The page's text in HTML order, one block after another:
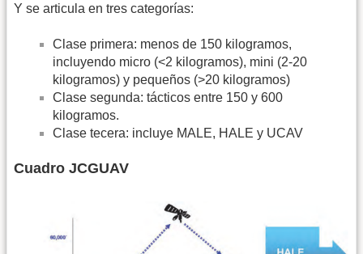
Y se articula en tres categorías:
Clase primera: menos de 150 kilogramos,
incluyendo micro (<2 kilogramos), mini (2-20
kilogramos) y pequeños (>20 kilogramos)
Clase segunda: tácticos entre 150 y 600
kilogramos.
Clase tecera: incluye MALE, HALE y UCAV
Cuadro JCGUAV